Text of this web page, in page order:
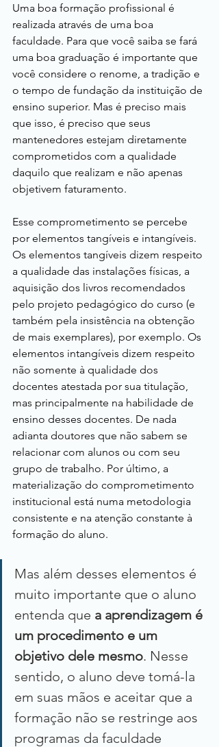
Uma boa formação profissional é
realizada através de uma boa
faculdade. Para que você saiba se fará
uma boa graduação é importante que
você considere o renome, a tradição e
o tempo de fundação da instituição de
ensino superior. Mas é preciso mais
que isso, é preciso que seus
mantenedores estejam diretamente
comprometidos com a qualidade
daquilo que realizam e não apenas
objetivem faturamento.
Esse comprometimento se percebe
por elementos tangíveis e intangíveis.
Os elementos tangíveis dizem respeito
a qualidade das instalações físicas, a
aquisição dos livros recomendados
pelo projeto pedagógico do curso (e
também pela insistência na obtenção
de mais exemplares), por exemplo. Os
elementos intangíveis dizem respeito
não somente à qualidade dos
docentes atestada por sua titulação,
mas principalmente na habilidade de
ensino desses docentes. De nada
adianta doutores que não sabem se
relacionar com alunos ou com seu
grupo de trabalho. Por último, a
materialização do comprometimento
institucional está numa metodologia
consistente e na atenção constante à
formação do aluno.
Mas além desses elementos é
muito importante que o aluno
entenda que a aprendizagem é
um procedimento e um
objetivo dele mesmo. Nesse
sentido, o aluno deve tomá-la
em suas mãos e aceitar que a
formação não se restringe aos
programas da faculdade